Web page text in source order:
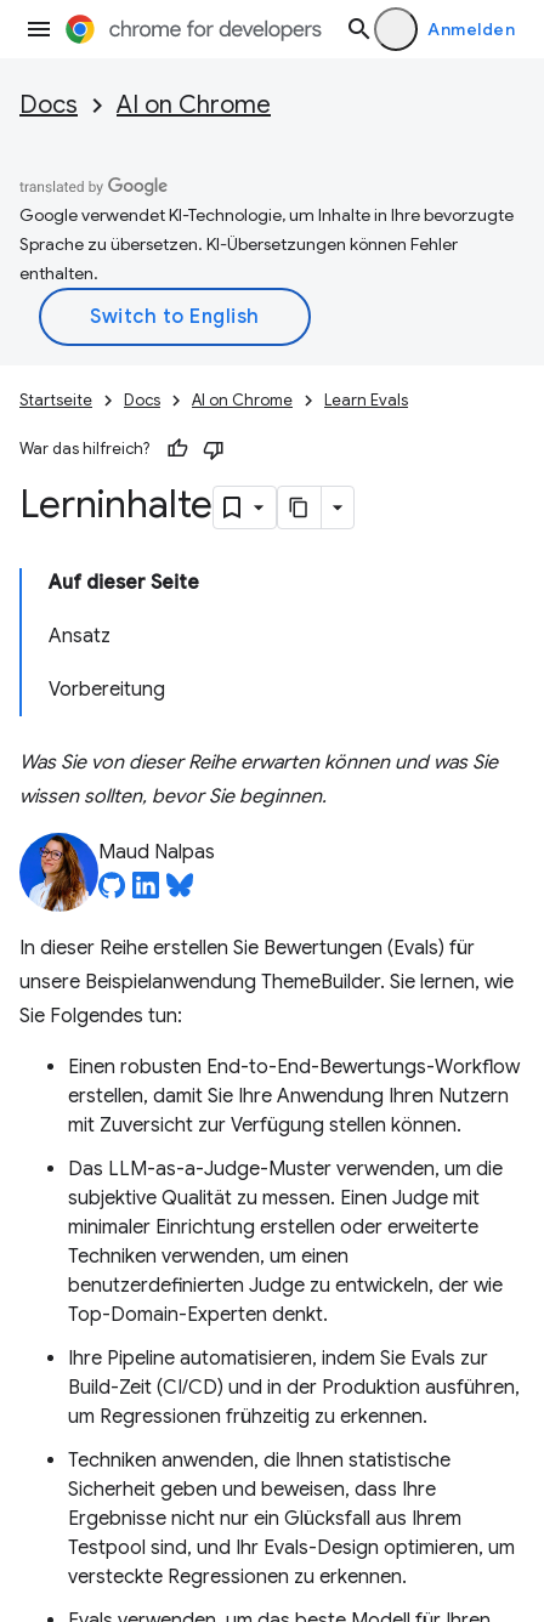
Anmelden
Docs AI on Chrome
Google verwendet KI-Technologie, um Inhalte in Ihre bevorzugte
Sprache zu übersetzen. KI-Übersetzungen können Fehler
enthalten.
Startseite Docs AI on Chrome Learn Evals
War das hilfreich?
Lerninhalte
Auf dieser Seite
Ansatz
Vorbereitung
Was Sie von dieser Reihe erwarten können und was Sie
wissen sollten, bevor Sie beginnen.
Maud Nalpas
In dieser Reihe erstellen Sie Bewertungen (Evals) für
unsere Beispielanwendung ThemeBuilder. Sie lernen, wie
Sie Folgendes tun:
Einen robusten End-to-End-Bewertungs-Workflow
erstellen, damit Sie Ihre Anwendung Ihren Nutzern
mit Zuversicht zur Verfügung stellen können.
Das LLM-as-a-Judge-Muster verwenden, um die
subjektive Qualität zu messen. Einen Judge mit
minimaler Einrichtung erstellen oder erweiterte
Techniken verwenden, um einen
benutzerdefinierten Judge zu entwickeln, der wie
Top-Domain-Experten denkt.
Ihre Pipeline automatisieren, indem Sie Evals zur
Build-Zeit (CI/CD) und in der Produktion ausführen,
um Regressionen frühzeitig zu erkennen.
Techniken anwenden, die Ihnen statistische
Sicherheit geben und beweisen, dass Ihre
Ergebnisse nicht nur ein Glücksfall aus Ihrem
Testpool sind, und Ihr Evals-Design optimieren, um
versteckte Regressionen zu erkennen.